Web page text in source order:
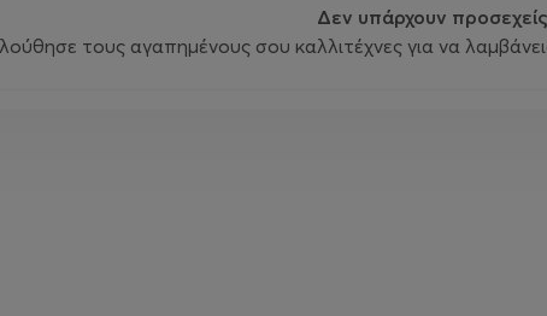
Δεν υπάρχουν
τους αγαπημένους σου καλλιτέχνες για να